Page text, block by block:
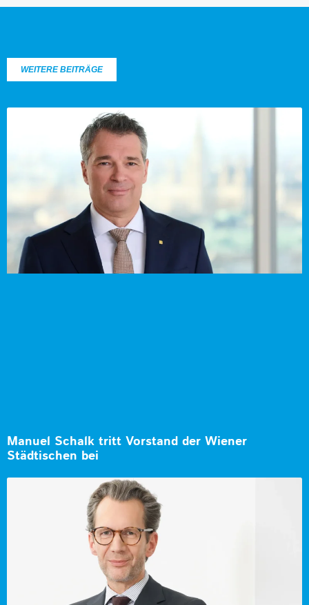
WEITERE BEITRÄGE
Manuel Schalk tritt Vorstand der Wiener
Städtischen bei